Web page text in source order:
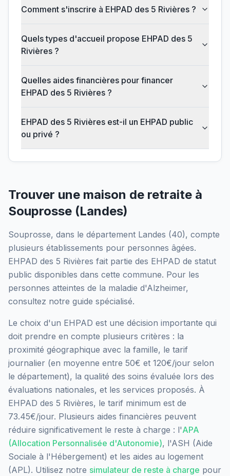
Comment s'inscrire à EHPAD des 5 Rivières ?
Quels types d'accueil propose EHPAD des 5
Rivières ?
Quelles aides financières pour financer
EHPAD des 5 Rivières ?
EHPAD des 5 Rivières est-il un EHPAD public
ou privé ?
Trouver une maison de retraite à
Souprosse (Landes)
Souprosse, dans le département Landes (40), compte
plusieurs établissements pour personnes âgées.
EHPAD des 5 Rivières fait partie des EHPAD de statut
public disponibles dans cette commune. Pour les
personnes atteintes de la maladie d'Alzheimer,
consultez notre guide spécialisé.
Le choix d'un EHPAD est une décision importante qui
doit prendre en compte plusieurs critères : la
proximité géographique avec la famille, le tarif
journalier (en moyenne entre 50€ et 120€/jour selon
le département), la qualité des soins évaluée lors des
évaluations nationales, et les services proposés. À
EHPAD des 5 Rivières, le tarif minimum est de
73.45€/jour. Plusieurs aides financières peuvent
réduire significativement le reste à charge : l'APA
(Allocation Personnalisée d'Autonomie), l'ASH (Aide
Sociale à l'Hébergement) et les aides au logement
(APL). Utilisez notre simulateur de reste à charge pour